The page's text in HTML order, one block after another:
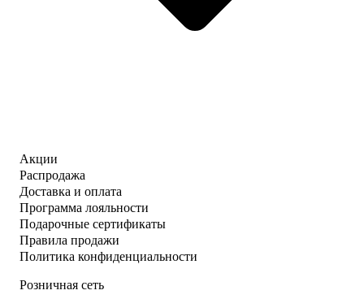
Акции
Распродажа
Доставка и оплата
Программа лояльности
Подарочные сертификаты
Правила продажи
Политика конфиденциальности
Розничная сеть